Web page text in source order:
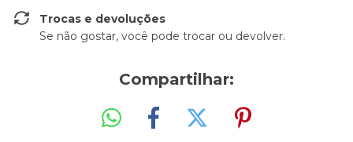
Trocas e devoluções
Se não gostar, você pode trocar ou devolver.
Compartilhar: